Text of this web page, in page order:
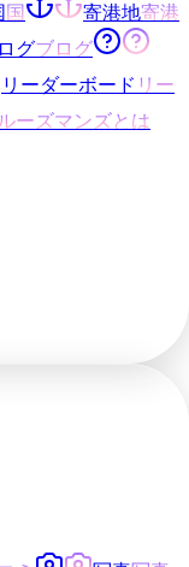
国 寄港地寄港
グブログ
リーダーボード リー
ーズマンズとは